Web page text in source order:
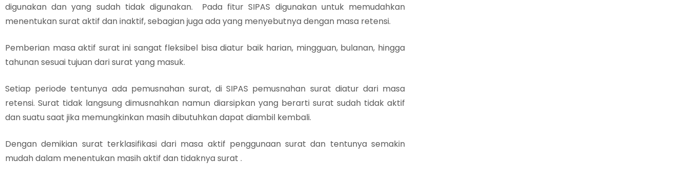
digunakan dan yang sudah tidak digunakan. Pada fitur SIPAS digunakan untuk memudahkan
menentukan surat aktif dan inaktif, sebagian juga ada yang menyebutnya dengan masa retensi.
Pemberian masa aktif surat ini sangat fleksibel bisa diatur baik harian, mingguan, bulanan, hingga
tahunan sesuai tujuan dari surat yang masuk.
Setiap periode tentunya ada pemusnahan surat, di SIPAS pemusnahan surat diatur dari masa
retensi. Surat tidak langsung dimusnahkan namun diarsipkan yang berarti surat sudah tidak aktif
dan suatu saat jika memungkinkan masih dibutuhkan dapat diambil kembali.
Dengan demikian surat terklasifikasi dari masa aktif penggunaan surat dan tentunya semakin
mudah dalam menentukan masih aktif dan tidaknya surat .